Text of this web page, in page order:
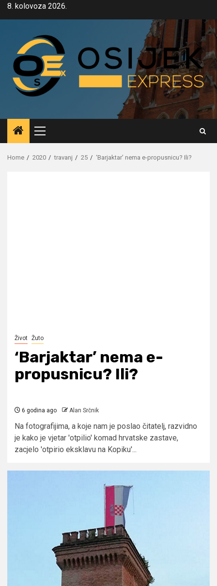
Skip8. kolovoza 2026.
Primary
Menu
Home 2020 travanj 25 ‘Barjaktar’ nema e-propusnicu? Ili?
Život Žuto
‘Barjaktar’ nema e-
propusnicu? Ili?
6 godina ago Alan Srčnik
Na fotografijima, a koje nam je poslao čitatelj, razvidno
je kako je vjetar 'otpilio' komad hrvatske zastave,
zacjelo 'otpirio eksklavu na Kopiku'...